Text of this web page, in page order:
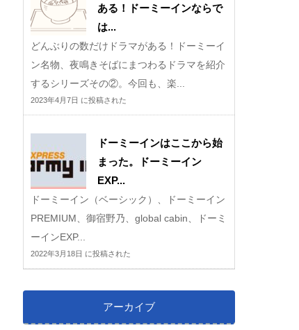
ある！ドーミーインならで
は...
どんぶりの数だけドラマがある！ドーミーイ
ン名物、夜鳴きそばにまつわるドラマを紹介
するシリーズその②。今回も、楽...
2023年4月7日 に投稿された
ドーミーインはここから始
まった。ドーミーイン
EXP...
ドーミーイン（ベーシック）、ドーミーイン
PREMIUM、御宿野乃、global cabin、ドーミ
ーインEXP...
2022年3月18日 に投稿された
アーカイブ